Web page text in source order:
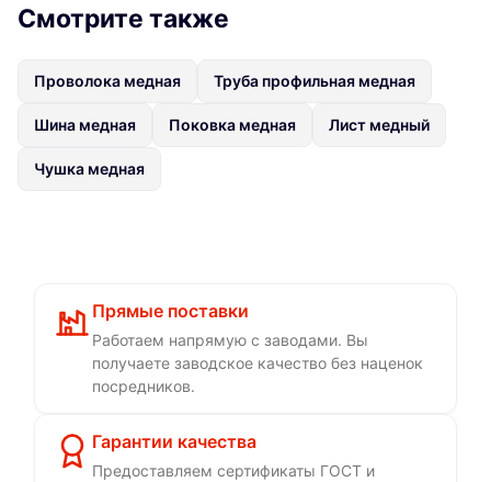
Смотрите также
Проволока медная Труба профильная медная
Шина медная Поковка медная Лист медный
Чушка медная
Прямые поставки
Работаем напрямую с заводами. Вы
получаете заводское качество без наценок
посредников.
Гарантии качества
Предоставляем сертификаты ГОСТ и